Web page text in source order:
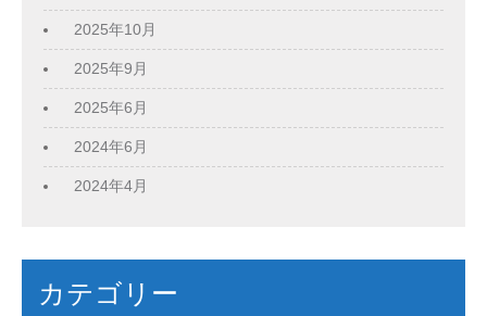
2025年10月
2025年9月
2025年6月
2024年6月
2024年4月
カテゴリー